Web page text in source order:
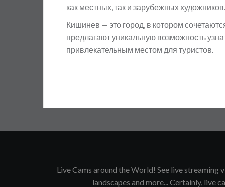
как местных, так и зарубежных художников.
Кишинев — это город, в котором
предлагают уникальную возможность
привлекательным местом для туристов.
Live Cams around the World! See live
landscapes and more... Certainly, live